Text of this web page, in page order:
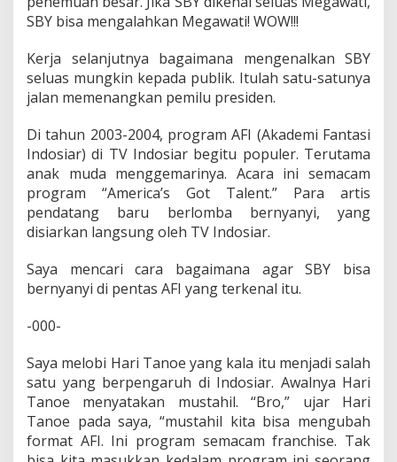
SBY bisa mengalahkan Megawati! WOW!!!
Kerja selanjutnya bagaimana mengenalkan SBY
seluas mungkin kepada publik. Itulah satu-satunya
jalan memenangkan pemilu presiden.
Di tahun 2003-2004, program AFI (Akademi Fantasi
Indosiar) di TV Indosiar begitu populer. Terutama
anak muda menggemarinya. Acara ini semacam
program “America’s Got Talent.” Para artis
pendatang baru berlomba bernyanyi, yang
disiarkan langsung oleh TV Indosiar.
Saya mencari cara bagaimana agar SBY bisa
bernyanyi di pentas AFI yang terkenal itu.
-000-
Saya melobi Hari Tanoe yang kala itu menjadi salah
satu yang berpengaruh di Indosiar. Awalnya Hari
Tanoe menyatakan mustahil. “Bro,” ujar Hari
Tanoe pada saya, “mustahil kita bisa mengubah
format AFI. Ini program semacam franchise. Tak